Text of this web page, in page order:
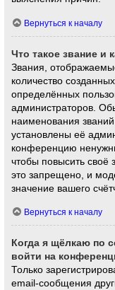
Вернуться к началу
Что такое звание и
Звания,
количество
определённых
администраторов.
наименования
установлены её
конференцию
чтобы повысить своё
это запрещено, и
значение вашего
Вернуться к началу
Когда я щёлкаю по
войти на
Только
email-сообщения